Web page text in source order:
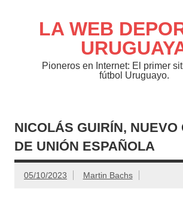
contenidoLA WEB
Pioneros en Internet: El primer
fútbol Uruguayo.
NICOLÁS GUIRÍN, NUEVO
DE UNIÓN ESPAÑOLA
05/10/2023 Martin Bachs